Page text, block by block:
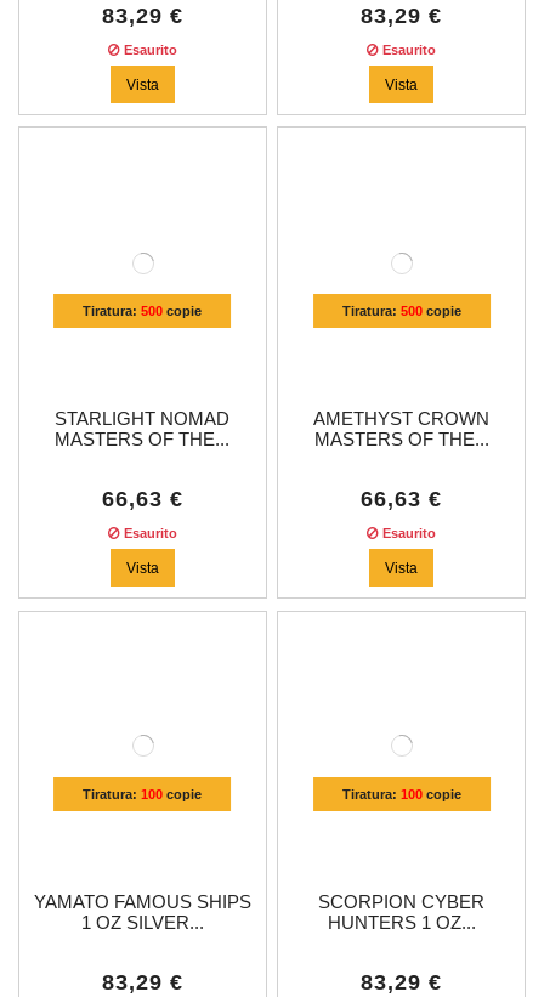
83,29 €
Esaurito
Vista
83,29 €
Esaurito
Vista
Tiratura:500 copie
STARLIGHT NOMAD
MASTERS OF THE...
66,63 €
Esaurito
Vista
Tiratura: 500copie
AMETHYST CROWN
MASTERS OF THE...
66,63 €
Esaurito
Vista
Tiratura:100 copie
YAMATO FAMOUS SHIPS
1 OZ SILVER...
83,29 €
Tiratura: 100copie
SCORPION CYBER
HUNTERS 1 OZ...
83,29 €